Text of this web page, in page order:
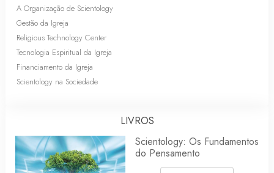
A Organização de Scientology
Gestão da Igreja
Religious Technology Center
Tecnologia Espiritual da Igreja
Financiamento da Igreja
Scientology na Sociedade
LIVROS
Scientology: Os Fundamentos
do Pensamento